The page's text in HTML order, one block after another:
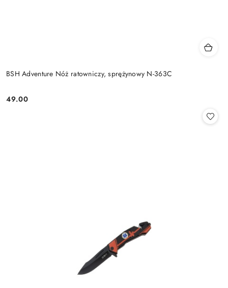
BSH Adventure Nóż ratowniczy, sprężynowy N-363C
Cena:
49.00